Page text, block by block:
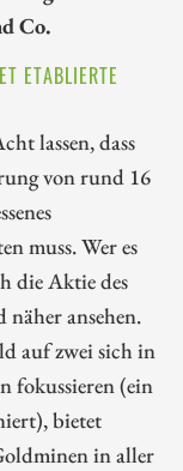
Co.
ETABLIERTE
lassen, dass
von rund 16
muss. Wer es
die Aktie des
ansehen.
auf zwei sich in
fokussieren (ein
bietet
in aller